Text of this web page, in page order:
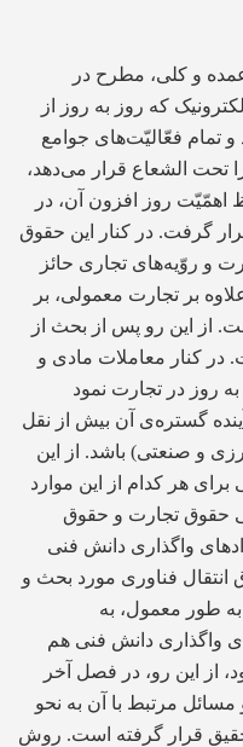
و کلی، مطرح در
که روز به روز از
تمام فعّالیّت‌های جوامع
تحت الشعاع قرار می‌دهد،
اهمّیّت روز افزون آن، در
گرفت. در کنار این حقوق
و روّیه‌های تجاری حائز
بر تجارت معمولی، بر
از این رو پس از بحث از
در کنار معاملات مادی و
روز در تجارت نمود
گستره‌ی آن بیش از نقل
و صنعتی) باشد. از این
هر کدام از این موارد
حقوق تجارت و حقوق
واگذاری دانش فنی
انتقال فناوری مورد بحث و
طور معمول، به
واگذاری دانش فنی هم
از این رو، در فصل آخر
مرتبط با آن به نحو
قرار گرفته است. روش